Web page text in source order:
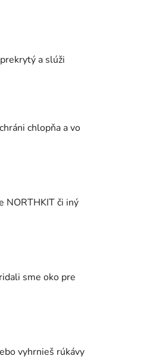
a slúži
chlopňa a vo
NORTHKIT či iný
sme oko pre
vyhrnieš rúkávy